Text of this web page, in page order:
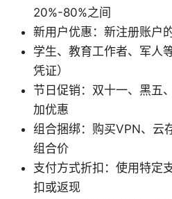
20%-80%之间
新用户优惠：新注册账户
学生、教育工作者、军人
凭证）
节日促销：双十一、黑五
加优惠
组合捆绑：购买VPN、云
组合价
支付方式折扣：使用特定
扣或返现